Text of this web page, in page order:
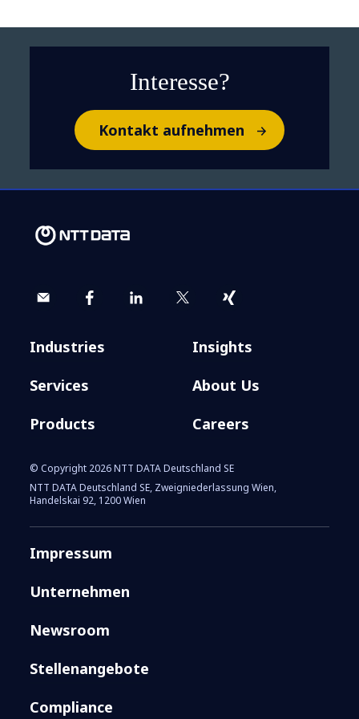
Automobilindustrie
PMO klingt langweilig. Ist
Software statt Benzin
Interesse?
Kontakt aufnehmen
Industries
Services
Products
Insights
About Us
Careers
© Copyright 2026 NTT DATA Deutschland SE
NTT DATA Deutschland SE, Zweigniederlassung Wien,
Handelskai 92, 1200 Wien
Impressum
Unternehmen
Newsroom
Stellenangebote
Compliance